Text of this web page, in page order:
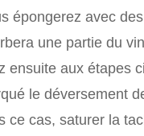
épongerez avec
une partie du
ensuite aux étapes
le déversement
ce cas, saturer la